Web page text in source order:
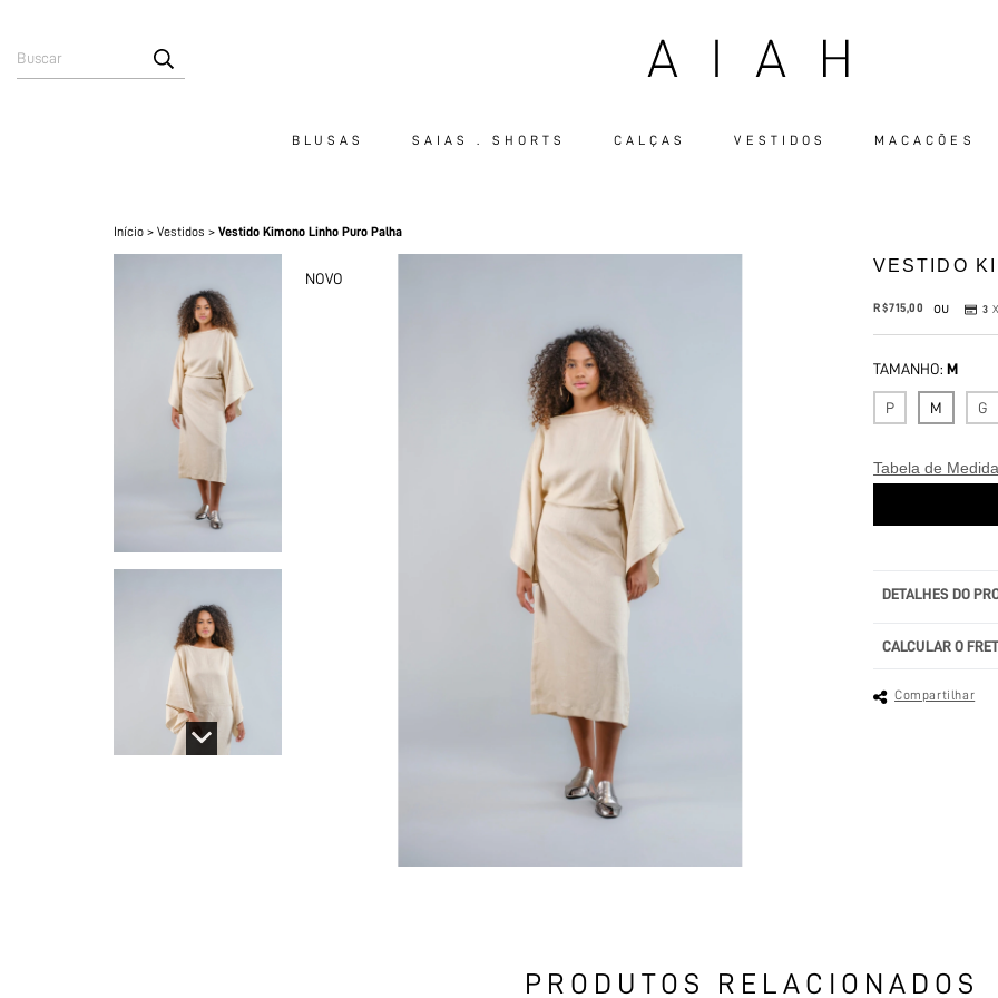
BLUSAS SAIAS . SHORTS CALÇAS VESTIDOS MACACÕES
Início > Vestidos > Vestido Kimono Linho Puro Palha
NOVO
VESTIDO
R$715,00 ou 3
TAMANHO: M
P M G
Tabela de
DETALHES DO
CALCULAR O
Compartilhar
PRODUTOS RELACIONADOS